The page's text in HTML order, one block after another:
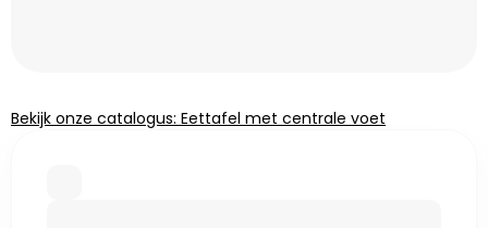
Bekijk onze catalogus: Eettafel met centrale voet